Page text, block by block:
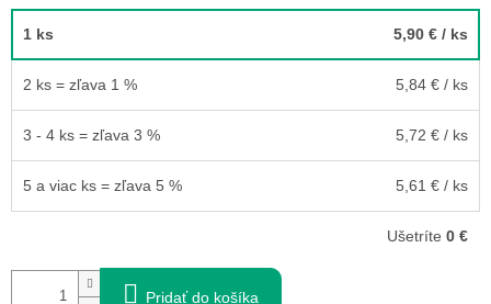
1 ks 5,90 € / ks
2 ks = zľava 1 % 5,84 € / ks
3 - 4 ks = zľava 3 % 5,72 € / ks
5 a viac ks = zľava 5 % 5,61 € / ks
Ušetríte 0 €
Pridať do košíka